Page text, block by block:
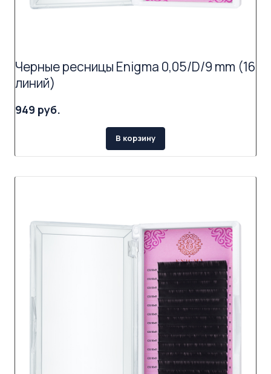
Черные ресницы Enigma 0,05/D/9 mm (16
линий)
949 руб.
В корзину